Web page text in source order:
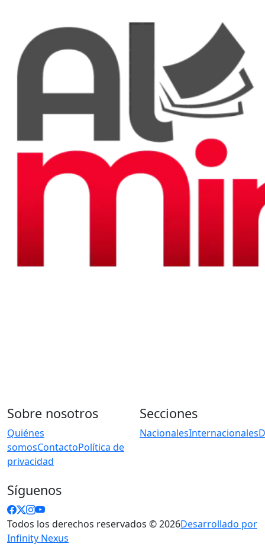
Sobre nosotros
Quiénes
somosContactoPolítica de
privacidad
Secciones
NacionalesInternacionales
Síguenos
Todos los derechos reservados © 2026Desarrollado por
Infinity Nexus